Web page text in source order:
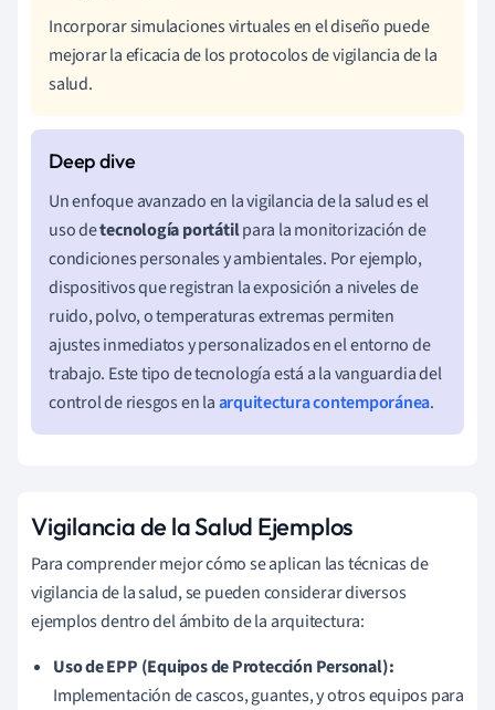
Incorporar simulaciones virtuales en el diseño puede
mejorar la eficacia de los protocolos de vigilancia de la
salud.
Un enfoque avanzado en la vigilancia de la salud es el
uso detecnología portátilpara la monitorización de
condiciones personales y ambientales. Por ejemplo,
dispositivos que registran la exposición a niveles de
ruido, polvo, o temperaturas extremas permiten
ajustes inmediatos y personalizados en el entorno de
trabajo. Este tipo de tecnología está a la vanguardia del
control de riesgos en laarquitectura contemporánea.
Vigilancia de la Salud Ejemplos
Para comprender mejor cómo se aplican las técnicas de
vigilancia de la salud, se pueden considerar diversos
ejemplos dentro del ámbito de la arquitectura:
Uso de EPP (Equipos de Protección Personal):
Implementación de cascos, guantes, y otros equipos para